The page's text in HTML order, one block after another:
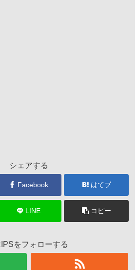
シェアする
Facebook はてブ
LINE コピー
をフォローする